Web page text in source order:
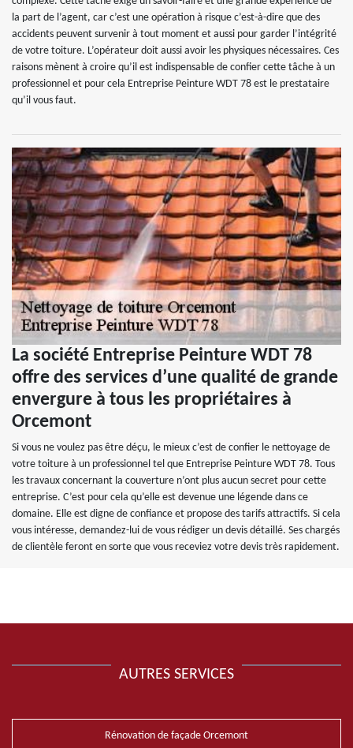
la part de l’agent, car c’est une opération à risque c’est-à-dire que des
accidents peuvent survenir à tout moment et aussi pour garder l’intégrité
de votre toiture. L’opérateur doit aussi avoir les physiques nécessaires. Ces
raisons mènent à croire qu’il est indispensable de confier cette tâche à un
professionnel et pour cela Entreprise Peinture WDT 78 est le prestataire
qu’il vous faut.
La société Entreprise Peinture WDT 78
offre des services d’une qualité de grande
envergure à tous les propriétaires à
Orcemont
Si vous ne voulez pas être déçu, le mieux c’est de confier le nettoyage de
votre toiture à un professionnel tel que Entreprise Peinture WDT 78. Tous
les travaux concernant la couverture n’ont plus aucun secret pour cette
entreprise. C’est pour cela qu’elle est devenue une légende dans ce
domaine. Elle est digne de confiance et propose des tarifs attractifs. Si cela
vous intéresse, demandez-lui de vous rédiger un devis détaillé. Ses chargés
de clientèle feront en sorte que vous receviez votre devis très rapidement.
AUTRES SERVICES
Rénovation de façade Orcemont